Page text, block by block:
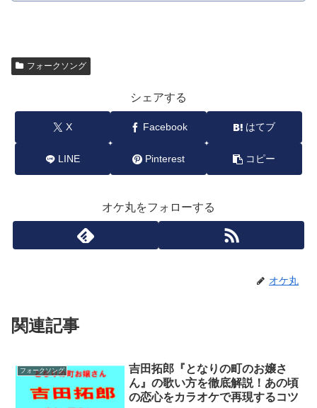
フォークソング
シェアする
X Facebook はてブ
LINE Pinterest コピー
オケ丸をフォローする
オケ丸
関連記事
フォークソング
吉田拓郎『となりの町のお嬢さ
ん』の歌い方を徹底解説！あの頃
の恋心をカラオケで再現するコツ